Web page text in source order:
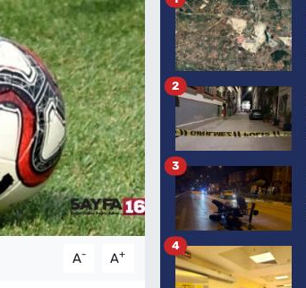
A- A+
2
3
4